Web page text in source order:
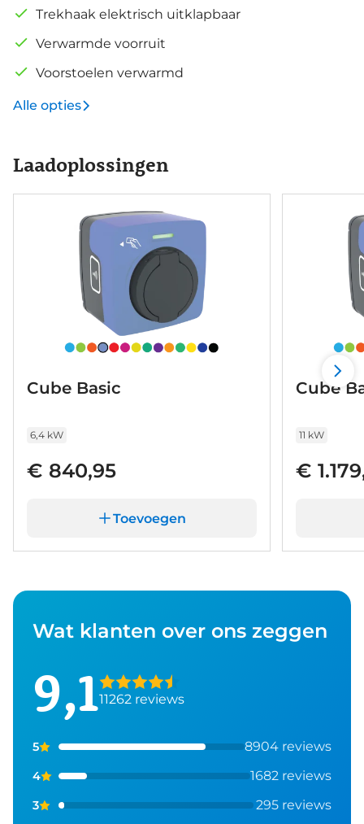
Trekhaak elektrisch uitklapbaar
Verwarmde voorruit
Voorstoelen verwarmd
Alle opties
Laadoplossingen
Cube Basic
6,4 kW
€ 840,95
Toevoegen
Cube
11 kW
€
Wat klanten over ons zeggen
9,111262 reviews
5 8904 reviews
4 1682 reviews
3 295 reviews